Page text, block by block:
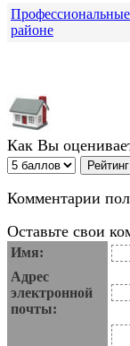
районе
Как Вы
Комментарии
Оставьте свои
Имя:
Адрес
электронной
почты: